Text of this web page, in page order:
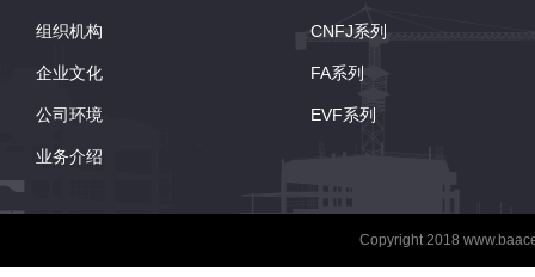
组织机构
企业文化
公司环境
业务介绍
CNFJ系列
FA系列
EVF系列
Copyright 2018